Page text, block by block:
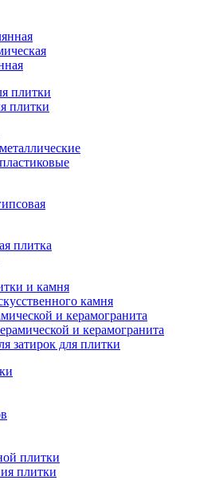
плитки
плитки
плитка
и камня
камня
и керамогранита
и керамогранита
затирок для плитки
плитки
плитки